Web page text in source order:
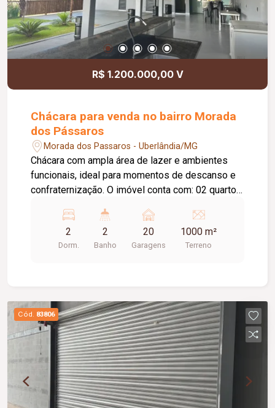
R$ 1.200.000,00 V
Chácara para venda no bairro Morada
dos Pássaros
Morada dos Passaros - Uberlândia/MG
Chácara com ampla área de lazer e ambientes
funcionais, ideal para momentos de descanso e
confraternização. O imóvel conta com: 02 quartos;
lazer: Varanda gourmet com churrasqueira;
Piscina; Playground; Diferenciais do imóvel:
Espaço para até 20 carros; Ambientes funcionais
2
Dorm.
2
Banho
20
Garagens
1000 m²
Terreno
Cód. 83806